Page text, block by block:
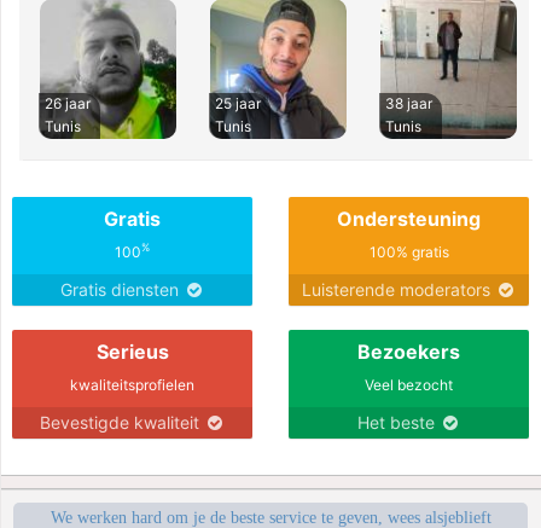
26 jaar
Tunis
25 jaar
Tunis
38 jaar
Tunis
Gratis
100%
Gratis diensten
Ondersteuning
100% gratis
Luisterende moderators
Serieus
kwaliteitsprofielen
Bevestigde kwaliteit
Bezoekers
Veel bezocht
Het beste
We werken hard om je de beste service te geven, wees alsjeblieft